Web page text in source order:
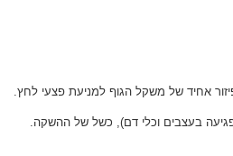
אחיד של משקל הגוף למניעת פצעי לחץ.
בעצבים וכלי דם), כשל של ההשקה.